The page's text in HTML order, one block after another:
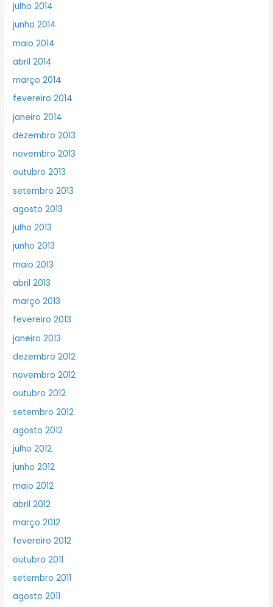
julho 2014
junho 2014
maio 2014
abril 2014
março 2014
fevereiro 2014
janeiro 2014
dezembro 2013
novembro 2013
outubro 2013
setembro 2013
agosto 2013
julho 2013
junho 2013
maio 2013
abril 2013
março 2013
fevereiro 2013
janeiro 2013
dezembro 2012
novembro 2012
outubro 2012
setembro 2012
agosto 2012
julho 2012
junho 2012
maio 2012
abril 2012
março 2012
fevereiro 2012
outubro 2011
setembro 2011
agosto 2011